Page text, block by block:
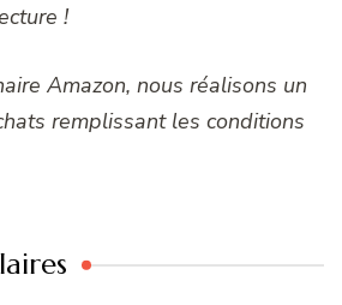
!
Amazon, nous réalisons un
remplissant les conditions